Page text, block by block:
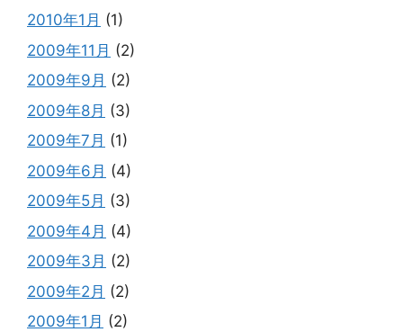
2010年1月 (1)
2009年11月 (2)
2009年9月 (2)
2009年8月 (3)
2009年7月 (1)
2009年6月 (4)
2009年5月 (3)
2009年4月 (4)
2009年3月 (2)
2009年2月 (2)
2009年1月 (2)